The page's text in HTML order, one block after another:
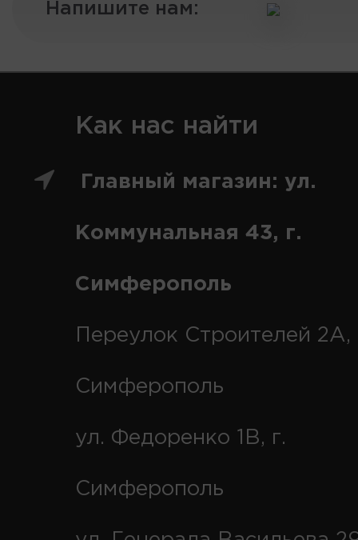
Напишите нам:
Как нас найти
Главный магазин: ул.
Коммунальная 43, г.
Симферополь
Переулок Строителей 2А,
Симферополь
ул. Федоренко 1В, г.
Симферополь